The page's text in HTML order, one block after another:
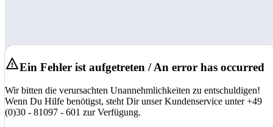
Ein Fehler ist aufgetreten / An error has occurred
Wir bitten die verursachten Unannehmlichkeiten zu entschuldigen!
Wenn Du Hilfe benötigst, steht Dir unser Kundenservice unter +49
(0)30 - 81097 - 601 zur Verfügung.